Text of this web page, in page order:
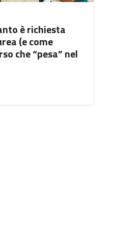
è richiesta
(e come
che “pesa” nel